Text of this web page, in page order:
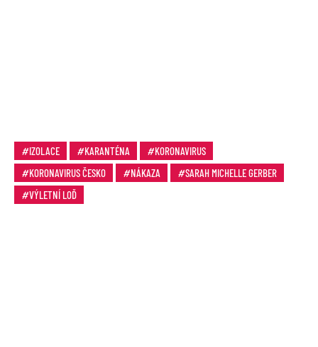
IZOLACE KARANTÉNA
KORONAVIRUS
KORONAVIRUS ČESKO
NÁKAZA
SARAH MICHELLE GERBER
VÝLETNÍ LOĎ